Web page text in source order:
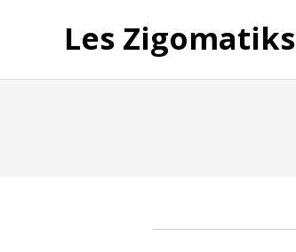
Les Zigomatiks